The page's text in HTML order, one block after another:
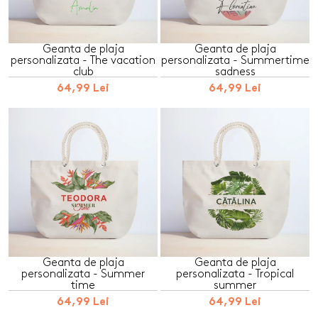
Geanta de plaja
personalizata - The vacation
club
64,99 Lei
Geanta de plaja
personalizata - Summertime
sadness
64,99 Lei
Geanta de plaja
personalizata - Summer
time
64,99 Lei
Geanta de plaja
personalizata - Tropical
summer
64,99 Lei